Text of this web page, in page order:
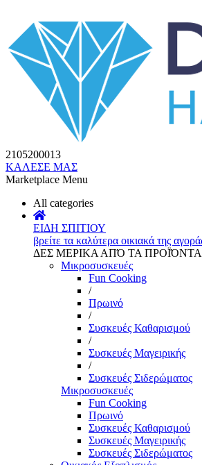
2105200013
ΚΑΛΕΣΕ ΜΑΣ
Marketplace Menu
All categories
ΕΙΔΗ ΣΠΙΤΙΟΥ
βρείτε τα καλύτερα οικιακά της
ΔΕΣ ΜΕΡΙΚΑ ΑΠΌ ΤΑ ΠΡΟΪΌΝΤΑ
Μικροσυσκευές
Fun Cooking
/
Πρωινό
/
Συσκευές Καθαρισμού
/
Συσκευές Μαγειρικής
/
Συσκευές Σιδερώματος
Μικροσυσκευές
Fun Cooking
Πρωινό
Συσκευές Καθαρισμού
Συσκευές Μαγειρικής
Συσκευές Σιδερώματος